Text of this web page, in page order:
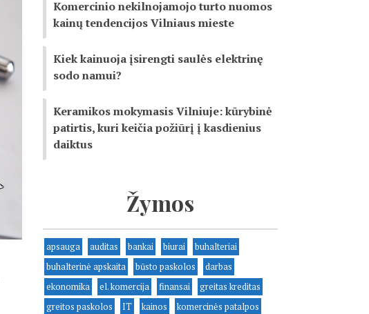
Komercinio nekilnojamojo turto nuomos
kainų tendencijos Vilniaus mieste
Kiek kainuoja įsirengti saulės elektrinę
sodo namui?
Keramikos mokymasis Vilniuje: kūrybinė
patirtis, kuri keičia požiūrį į kasdienius
daiktus
Žymos
apsauga auditas bankai biurai
buhalteriai
buhalterinė apskaita
būsto paskolos
darbas
ekonomika
el. komercija finansai
greitas kreditas
greitos paskolos
IT kainos
komercinės patalpos